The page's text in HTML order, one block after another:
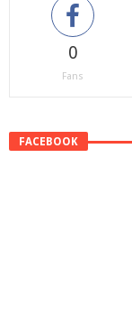
0
Fans
FACEBOOK